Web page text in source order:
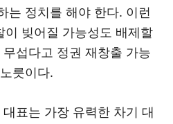
는 정치를 해야 한다. 이런
이 빚어질 가능성도 배제할
섭다고 정권 재창출 가능
릇이다.
표는 가장 유력한 차기 대